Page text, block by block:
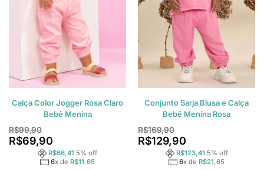
Calça Color Jogger Rosa Claro
Bebê Menina
R$99,90
R$69,90
R$66,41 5% off
6x de R$11,65
Conjunto Sarja Blusa e Calça
Bebê Menina Rosa
R$169,90
R$129,90
R$123,41 5% off
6x de R$21,65